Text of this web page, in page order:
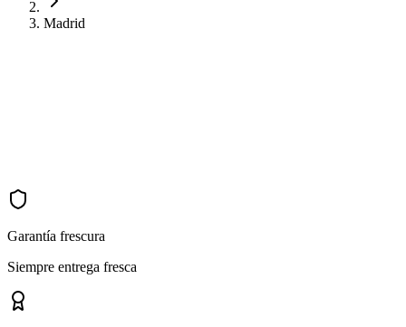
Madrid
Garantía frescura
Siempre entrega fresca